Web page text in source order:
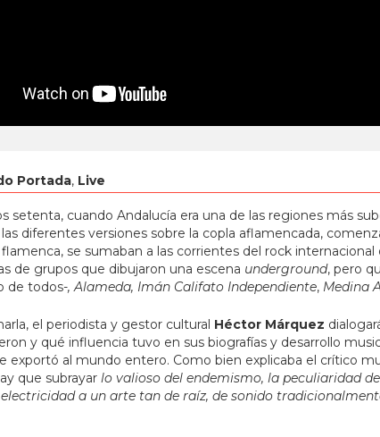
Portada, Live
setenta, cuando Andalucía era una de las regiones más
diferentes versiones sobre la copla aflamencada,
se sumaban a las corrientes del rock
de grupos que dibujaron una escena underground, pero
de todos-, Alameda, Imán Califato Independiente, Medina
el periodista y gestor cultural Héctor Márquez
y qué influencia tuvo en sus biografías y desarrollo
exportó al mundo entero. Como bien explicaba el crítico
que subrayar lo valioso del endemismo, la peculiaridad
a un arte tan de raíz, de sonido